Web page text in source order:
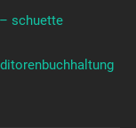
schuette